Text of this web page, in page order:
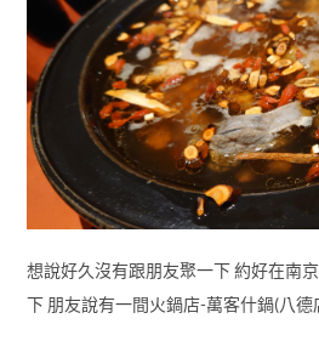
想說好久沒有跟朋友聚一下 約好在南
下 朋友說有一間火鍋店-萬客什鍋(八德